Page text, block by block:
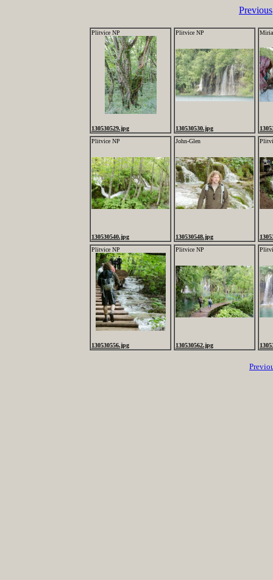
Previous
Plitvice NP
130530529.jpg
Plitvice NP
130530530.jpg
Plitvice NP
130530540.jpg
John-Glen
130530548.jpg
Plitvice NP
130530556.jpg
Plitvice NP
130530562.jpg